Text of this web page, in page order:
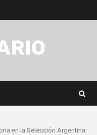
en la Selección Argentina: